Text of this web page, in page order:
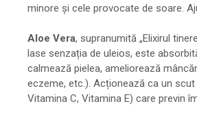
minore și cele provocate de soare.
Aloe Vera, supranumită „Elixirul
lase senzația de uleios, este
calmează pielea, ameliorează
eczeme, etc.). Acționează ca un
Vitamina C, Vitamina E) care previn